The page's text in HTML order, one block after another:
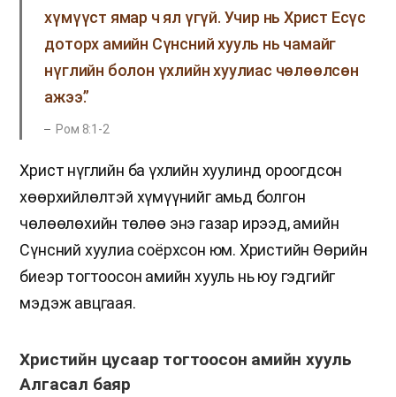
хүмүүст ямар ч ял үгүй. Учир нь Христ Есүс
доторх амийн Сүнсний хууль нь чамайг
нүглийн болон үхлийн хуулиас чөлөөлсөн
ажээ.”
Ром 8:1-2
Христ нүглийн ба үхлийн хуулинд ороогдсон
хөөрхийлөлтэй хүмүүнийг амьд болгон
чөлөөлөхийн төлөө энэ газар ирээд, амийн
Сүнсний хуулиа соёрхсон юм. Христийн Өөрийн
биеэр тогтоосон амийн хууль нь юу гэдгийг
мэдэж авцгаая.
Христийн цусаар тогтоосон амийн хууль
Алгасал баяр